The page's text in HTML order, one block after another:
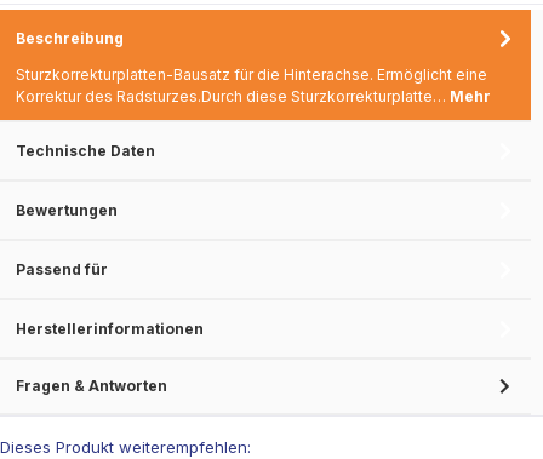
Beschreibung
Sturzkorrekturplatten-Bausatz für die Hinterachse. Ermöglicht eine
Korrektur des Radsturzes.Durch diese Sturzkorrekturplatte… Mehr
Technische Daten
Bewertungen
Passend für
Herstellerinformationen
Fragen & Antworten
Dieses Produkt weiterempfehlen: